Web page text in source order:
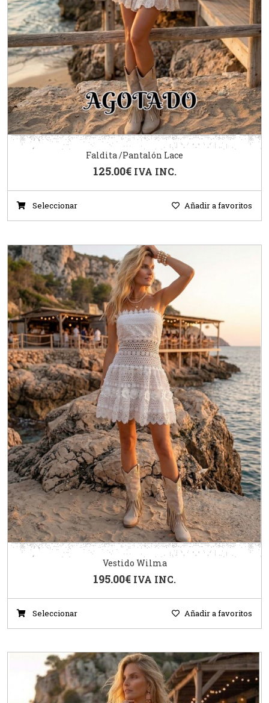
Faldita /Pantalón Lace
125.00€ IVA INC.
Seleccionar Añadir a favoritos
Vestido Wilma
195.00€ IVA INC.
Seleccionar Añadir a favoritos